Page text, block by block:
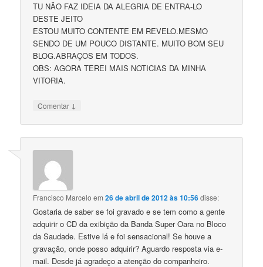
TU NÃO FAZ IDEIA DA ALEGRIA DE ENTRA-LO
DESTE JEITO
ESTOU MUITO CONTENTE EM REVELO.MESMO
SENDO DE UM POUCO DISTANTE. MUITO BOM SEU
BLOG.ABRAÇOS EM TODOS.
OBS: AGORA TEREI MAIS NOTICIAS DA MINHA
VITORIA.
Comentar ↓
Francisco Marcelo em26 de abril de 2012 às 10:56disse:
Gostaria de saber se foi gravado e se tem como a gente
adquirir o CD da exibição da Banda Super Oara no Bloco
da Saudade. Estive lá e foi sensacional! Se houve a
gravação, onde posso adquirir? Aguardo resposta via e-
mail. Desde já agradeço a atenção do companheiro.